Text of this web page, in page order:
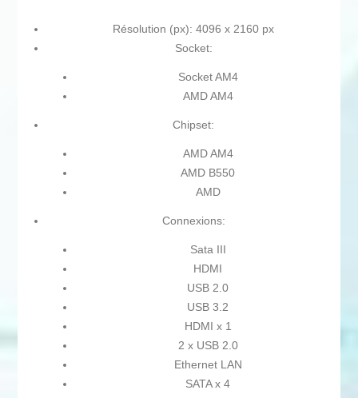
Résolution (px): 4096 x 2160 px
Socket:
Socket AM4
AMD AM4
Chipset:
AMD AM4
AMD B550
AMD
Connexions:
Sata III
HDMI
USB 2.0
USB 3.2
HDMI x 1
2 x USB 2.0
Ethernet LAN
SATA x 4